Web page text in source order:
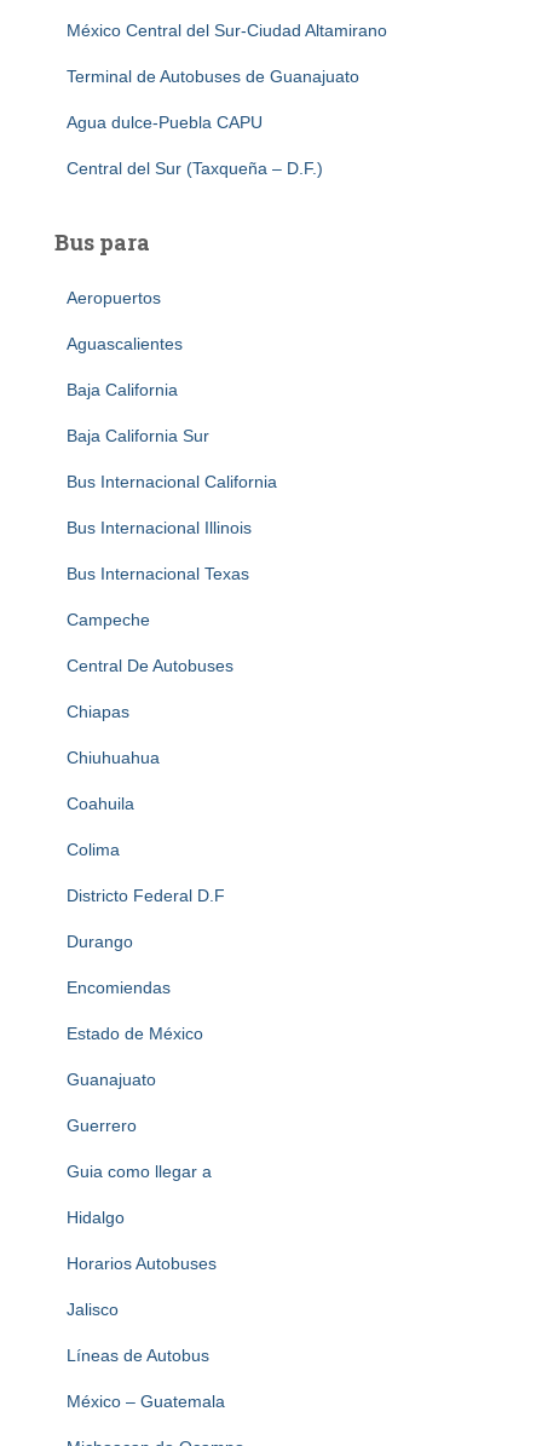
México Central del Sur-Ciudad Altamirano
Terminal de Autobuses de Guanajuato
Agua dulce-Puebla CAPU
Central del Sur (Taxqueña – D.F.)
Bus para
Aeropuertos
Aguascalientes
Baja California
Baja California Sur
Bus Internacional California
Bus Internacional Illinois
Bus Internacional Texas
Campeche
Central De Autobuses
Chiapas
Chiuhuahua
Coahuila
Colima
Districto Federal D.F
Durango
Encomiendas
Estado de México
Guanajuato
Guerrero
Guia como llegar a
Hidalgo
Horarios Autobuses
Jalisco
Líneas de Autobus
México – Guatemala